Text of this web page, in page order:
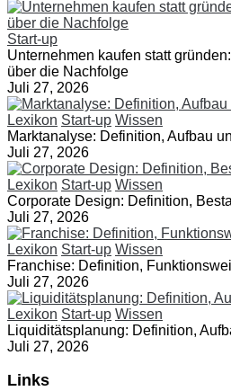
Start-up
Unternehmen kaufen statt
über die Nachfolge
Juli 27, 2026
Lexikon Start-up Wissen
Marktanalyse: Definition, Aufbau
Juli 27, 2026
Lexikon Start-up Wissen
Corporate Design: Definition,
Juli 27, 2026
Lexikon Start-up Wissen
Franchise: Definition,
Juli 27, 2026
Lexikon Start-up Wissen
Liquiditätsplanung: Definition,
Juli 27, 2026
Links